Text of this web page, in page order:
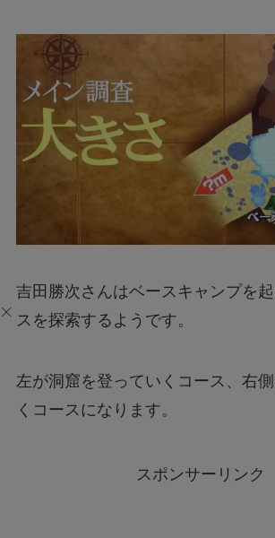
吉田勝次さんはベースキャンプを
スを探索するようです。
左が洞窟を登っていくコース、右
くコースになります。
スポンサーリンク